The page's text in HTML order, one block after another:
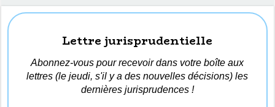
Lettre jurisprudentielle
Abonnez-vous pour recevoir dans votre boîte aux
lettres (le jeudi, s'il y a des nouvelles décisions) les
dernières jurisprudences !